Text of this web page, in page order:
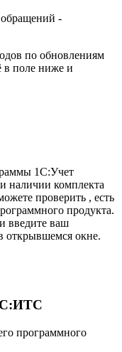
-
по обновлениям
в поле ниже и
1С:Учет
наличии комплекта
проверить , есть
продукта.
введите ваш
открывшемся окне.
программного